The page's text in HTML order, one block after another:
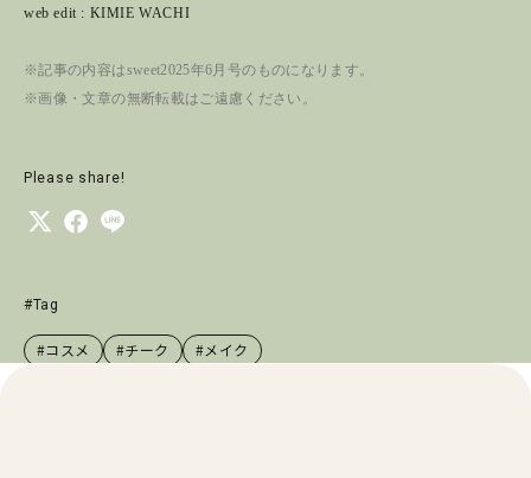
web edit : KIMIE WACHI
※記事の内容はsweet2025年6月号のものになります。
※画像・文章の無断転載はご遠慮ください。
Please share!
#Tag
#コスメ #チーク #メイク